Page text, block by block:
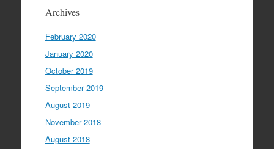
Archives
February 2020
January 2020
October 2019
September 2019
August 2019
November 2018
August 2018